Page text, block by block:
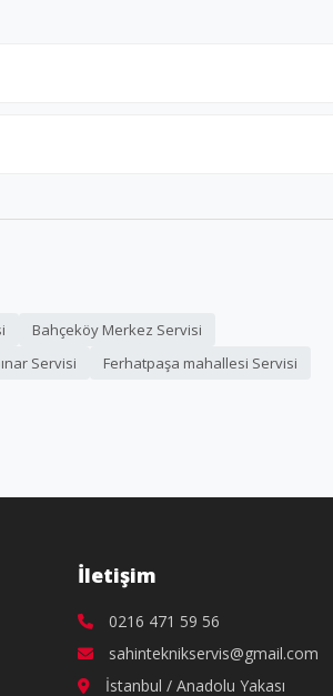
Bahçeköy Merkez Servisi
Servisi
Ferhatpaşa mahallesi Servisi
İletişim
0216 471 59 56
sahinteknikservis@gmail.com
İstanbul / Anadolu Yakası